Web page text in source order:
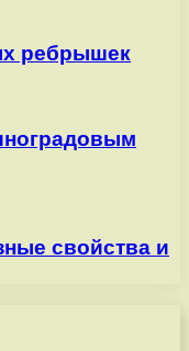
ребрышек
свойства и